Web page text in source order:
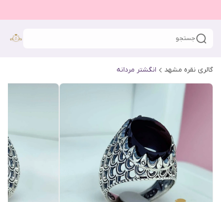
جستجو
گالری نقره مشهد انگشتر مردانه